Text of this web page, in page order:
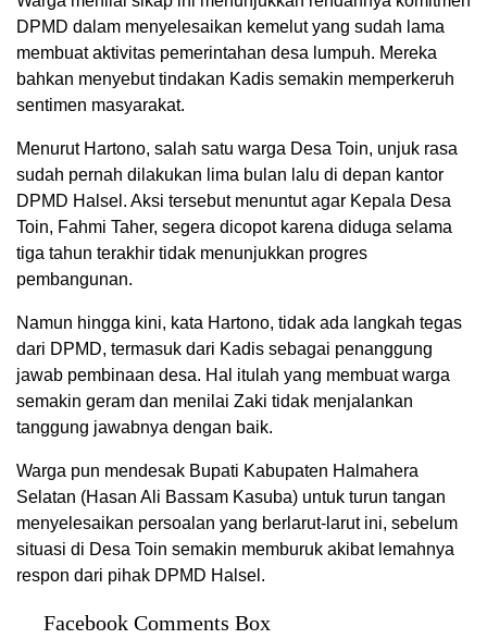
DPMD dalam menyelesaikan kemelut yang sudah lama
membuat aktivitas pemerintahan desa lumpuh. Mereka
bahkan menyebut tindakan Kadis semakin memperkeruh
sentimen masyarakat.
Menurut Hartono, salah satu warga Desa Toin, unjuk rasa
sudah pernah dilakukan lima bulan lalu di depan kantor
DPMD Halsel. Aksi tersebut menuntut agar Kepala Desa
Toin, Fahmi Taher, segera dicopot karena diduga selama
tiga tahun terakhir tidak menunjukkan progres
pembangunan.
Namun hingga kini, kata Hartono, tidak ada langkah tegas
dari DPMD, termasuk dari Kadis sebagai penanggung
jawab pembinaan desa. Hal itulah yang membuat warga
semakin geram dan menilai Zaki tidak menjalankan
tanggung jawabnya dengan baik.
Warga pun mendesak Bupati Kabupaten Halmahera
Selatan (Hasan Ali Bassam Kasuba) untuk turun tangan
menyelesaikan persoalan yang berlarut-larut ini, sebelum
situasi di Desa Toin semakin memburuk akibat lemahnya
respon dari pihak DPMD Halsel.
Facebook Comments Box